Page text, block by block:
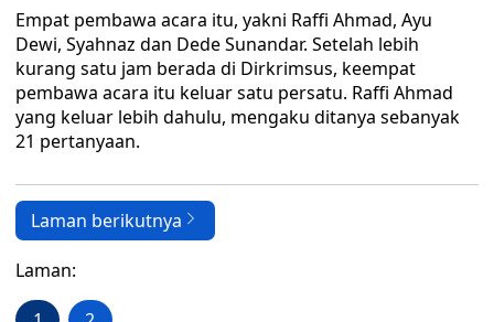
Empat pembawa acara itu, yakni Raffi Ahmad, Ayu
Dewi, Syahnaz dan Dede Sunandar. Setelah lebih
kurang satu jam berada di Dirkrimsus, keempat
pembawa acara itu keluar satu persatu. Raffi Ahmad
yang keluar lebih dahulu, mengaku ditanya sebanyak
21 pertanyaan.
Laman berikutnya
Laman: